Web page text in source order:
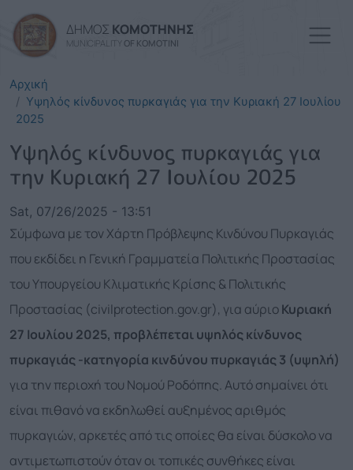
ΔΗΜΟΣ ΚΟΜΟΤΗΝΗΣ
MUNICIPALITY OF KOMOTINI
Αρχική
Υψηλός κίνδυνος πυρκαγιάς για την Κυριακή 27 Ιουλίου
2025
Υψηλός κίνδυνος πυρκαγιάς για
την Κυριακή 27 Ιουλίου 2025
Sat, 07/26/2025 - 13:51
Σύμφωνα με τον Χάρτη Πρόβλεψης Κινδύνου Πυρκαγιάς
που εκδίδει η Γενική Γραμματεία Πολιτικής Προστασίας
του Υπουργείου Κλιματικής Κρίσης & Πολιτικής
Προστασίας (civilprotection.gov.gr), για αύριοΚυριακή
27 Ιουλίου 2025, προβλέπεται υψηλός κίνδυνος
πυρκαγιάς -κατηγορία κινδύνου πυρκαγιάς 3 (υψηλή)
για την περιοχή του Νομού Ροδόπης. Αυτό σημαίνει ότι
είναι πιθανό να εκδηλωθεί αυξημένος αριθμός
πυρκαγιών, αρκετές από τις οποίες θα είναι δύσκολο να
αντιμετωπιστούν όταν οι τοπικές συνθήκες είναι